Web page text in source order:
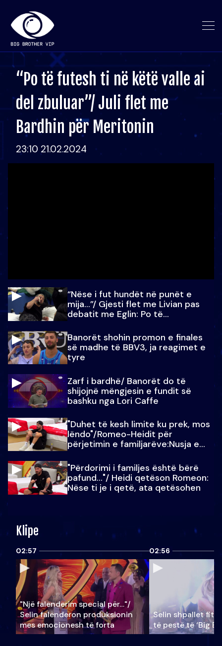
“Po të futesh ti në këtë valle ai
del zbuluar”/ Juli flet me
Bardhin për Meritonin
23:10 21.02.2024
“Nëse i fut hundët në punët e
mija…”/ Gjesti flet me Livian pas
debatit me Eglin: Po të
Banorët shohin promon e finales
së madhe të BBV3, ja reagimet e
tyre
Zarf i bardhë/ Banorët do të
shijojnë mëngjesin e fundit së
bashku nga Lori Caffe
"Duhet të kesh limite ku prek, mos
lëndo"/Romeo-Heidit për
përjetimin e familjarëve:Nusja e
"Përdorimi i familjes është bërë
pafund…"/ Heidi qetëson Romeon:
Nëse ti je i qetë, ata qetësohen
Klipe
02:57
"Një falenderim special për…"/
Selin falënderon produksionin
mes emocionesh të forta
02:56
Selin shpallet
të pestë të ‘Big